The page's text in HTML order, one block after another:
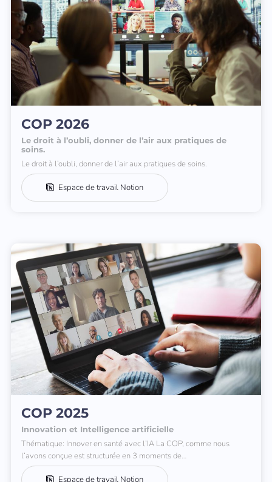
COP 2026
Le droit à l’oubli, donner de l’air aux pratiques de
soins.
Le droit à l’oubli, donner de l’air aux pratiques de soins.
Espace de travail Notion
COP 2025
Innovation et Intelligence artificielle
Thématique: Innover en santé avec l’IA La COP, comme nous
l’avons conçue est structurée en 3 moments de…
Espace de travail Notion